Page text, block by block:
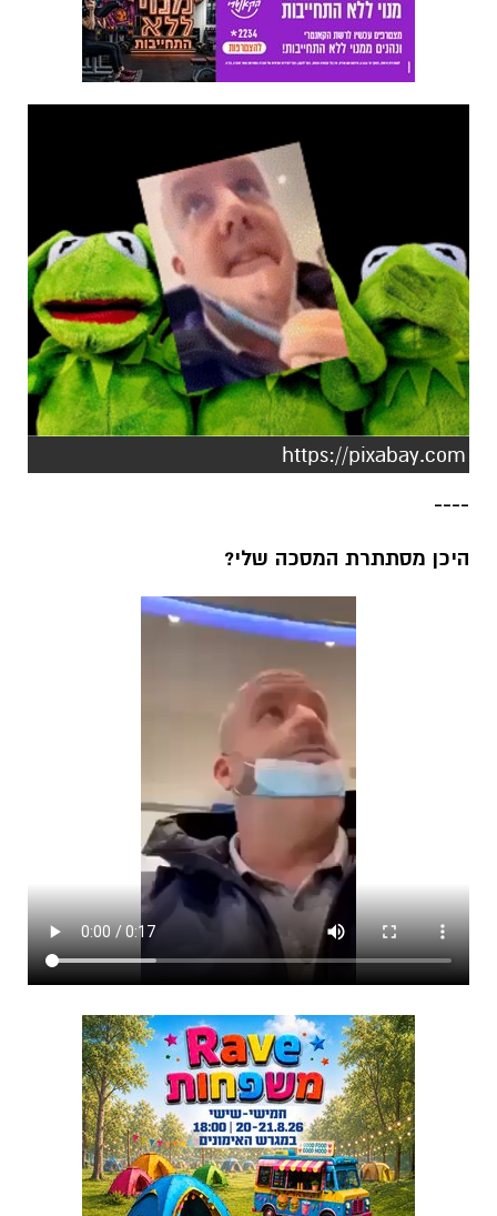
https://pixabay.com
----
היכן מסתתרת המסכה שלי?